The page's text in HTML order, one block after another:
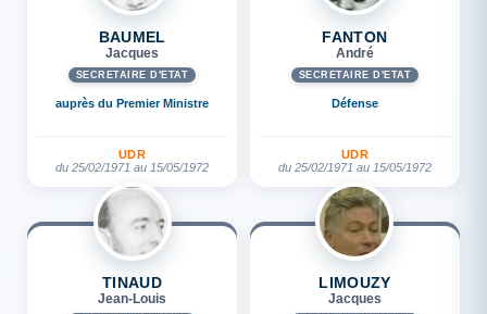
BAUMEL
Jacques
SECRÉTAIRE D'ETAT
auprès du Premier Ministre
UDR
du 25/02/1971 au 15/05/1972
FANTON
André
SECRÉTAIRE D'ETAT
Défense
UDR
du 25/02/1971 au 15/05/1972
TINAUD
Jean-Louis
LIMOUZY
Jacques